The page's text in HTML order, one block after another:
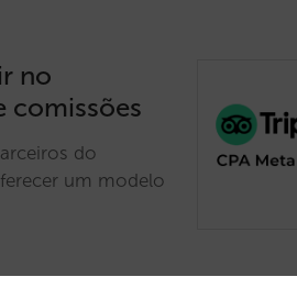
no
comissões
do
um modelo